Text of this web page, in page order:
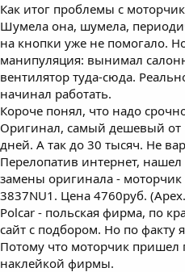
Как итог проблемы с
Шумела она, шумела,
на кнопки уже не помогало.
манипуляция: вынимал
вентилятор туда-сюда.
начинал работать.
Короче понял, что надо
Оригинал, самый дешевый от
дней. А так до 30 тысяч. Не
Перелопатив интернет,
замены оригинала -
3837NU1. Цена 4760руб.
Polcar - польская фирма, по
сайт с подбором. Но по факту
Потому что моторчик пришел
наклейкой фирмы.